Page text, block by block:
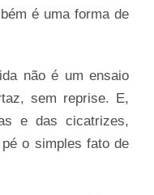
é uma forma de
não é um ensaio
sem reprise. E,
e das cicatrizes,
o simples fato de